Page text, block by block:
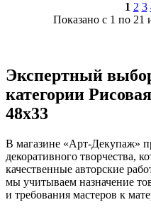
1 2 3
Показано с 1 по 21
Экспертный
категории
48х33
В магазине «Арт-Декупаж»
декоративного творчества,
качественные авторские
мы учитываем назначение
и требования мастеров к